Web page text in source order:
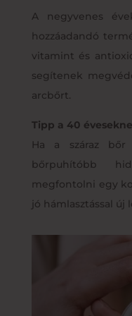
A negyvenes
hozzáadandó
vitamint és
segítenek
arcbőrt.
Tipp a 40
Ha a száraz bőr
bőrpuhítóbb
megfontolni egy
jó hámlasztással